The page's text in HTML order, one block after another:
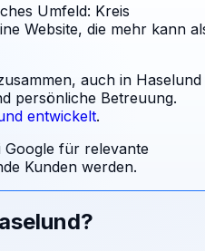
Umfeld: Kreis
Website, die mehr kann
auch in Haselund
persönliche Betreuung.
entwickelt.
Google für relevante
Kunden werden.
?